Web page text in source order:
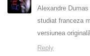
Alexandre
studiat franceza
versiunea
Reply